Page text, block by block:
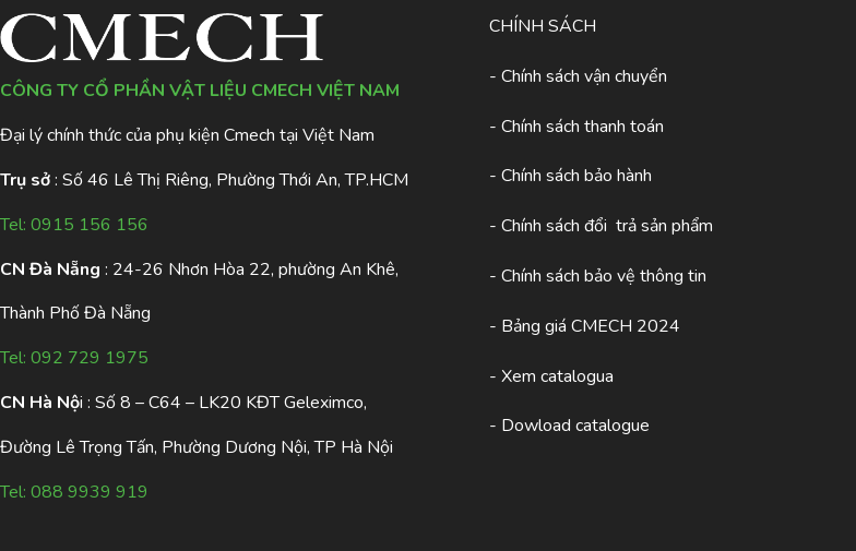
CÔNG TY CỔ PHẦN VẬT LIỆU CMECH VIỆT NAM
Đại lý chính thức của phụ kiện Cmech tại Việt Nam
Trụ sở: Số 46 Lê Thị Riêng, Phường Thới An, TP.HCM
Tel: 0915 156 156
CN Đà Nẵng : 24-26 Nhơn Hòa 22, phường An Khê,
Thành Phố Đà Nẵng
Tel: 092 729 1975
CN Hà Nội : Số 8 – C64 – LK20 KĐT Geleximco,
Đường Lê Trọng Tấn, Phường Dương Nội, TP Hà Nội
Tel: 088 9939 919
CHÍNH SÁCH
- Chính sách vận chuyển
- Chính sách thanh toán
- Chính sách bảo hành
- Chính sách đổi trả sản phẩm
- Chính sách bảo vệ thông tin
- Bảng giá CMECH 2024
- Xem catalogua
- Dowload catalogue